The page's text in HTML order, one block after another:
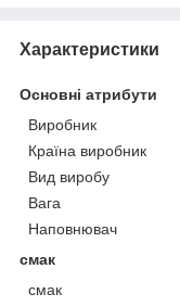
Характеристики
Основні атрибути
Виробник
Країна виробник
Вид виробу
Вага
Наповнювач
смак
смак